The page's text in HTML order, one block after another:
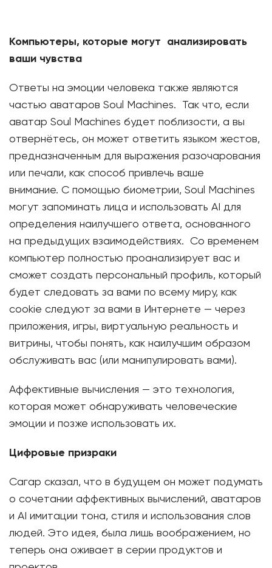
Компьютеры, которые могут анализировать
ваши чувства
Ответы на эмоции человека также являются
частью аватаров Soul Machines. Так что, если
аватар Soul Machines будет поблизости, а вы
отвернётесь, он может ответить языком жестов,
предназначенным для выражения разочарования
или печали, как способ привлечь ваше
внимание. С помощью биометрии, Soul Machines
могут запоминать лица и использовать AI для
определения наилучшего ответа, основанного
на предыдущих взаимодействиях. Со временем
компьютер полностью проанализирует вас и
сможет создать персональный профиль, который
будет следовать за вами по всему миру, как
cookie следуют за вами в Интернете — через
приложения, игры, виртуальную реальность и
витрины, чтобы понять, как наилучшим образом
обслуживать вас (или манипулировать вами).
Аффективные вычисления — это технология,
которая может обнаруживать человеческие
эмоции и позже использовать их.
Цифровые призраки
Сагар сказал, что в будущем он может подумать
о сочетании аффективных вычислений, аватаров
и AI имитации тона, стиля и использования слов
людей. Это идея, была лишь воображением, но
теперь она оживает в серии продуктов и